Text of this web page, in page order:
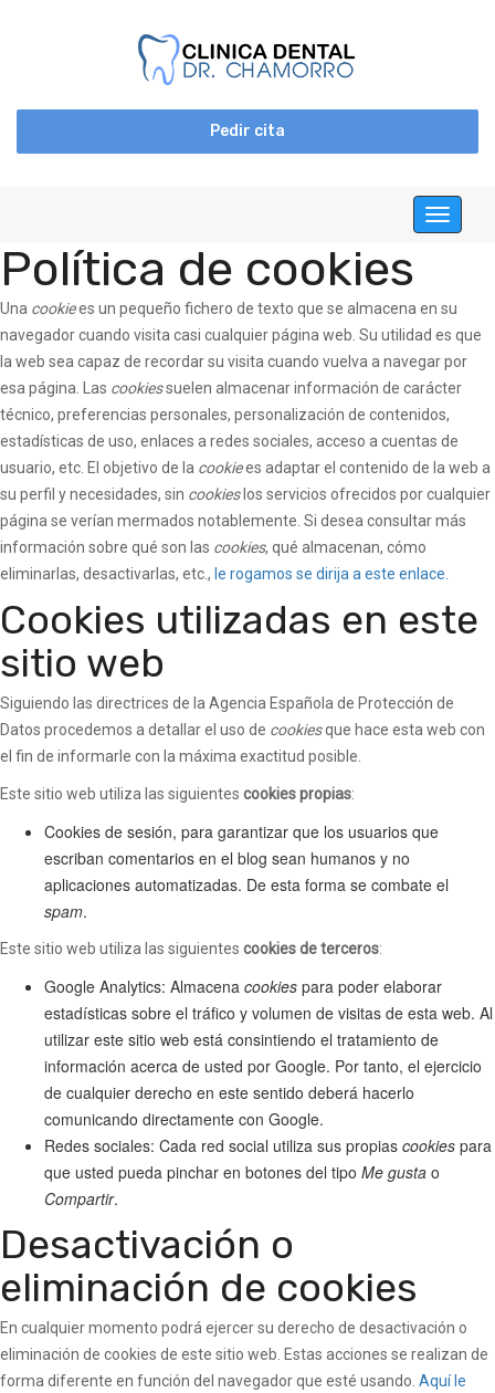
Pedir cita
Toggle
Política de cookies
Una cookiees un pequeño fichero de texto que se almacena en su
navegador cuando visita casi cualquier página web. Su utilidad es que
la web sea capaz de recordar su visita cuando vuelva a navegar por
esa página. Las cookiessuelen almacenar información de carácter
técnico, preferencias personales, personalización de contenidos,
estadísticas de uso, enlaces a redes sociales, acceso a cuentas de
usuario, etc. El objetivo de la cookiees adaptar el contenido de la web a
su perfil y necesidades, sin cookieslos servicios ofrecidos por cualquier
página se verían mermados notablemente. Si desea consultar más
información sobre qué son las cookies, qué almacenan, cómo
eliminarlas, desactivarlas, etc., le rogamos se dirija a este enlace.
Cookies utilizadas en este
sitio web
Siguiendo las directrices de la Agencia Española de Protección de
Datos procedemos a detallar el uso de cookiesque hace esta web con
el fin de informarle con la máxima exactitud posible.
Este sitio web utiliza las siguientes cookies propias:
Cookies de sesión, para garantizar que los usuarios que
escriban comentarios en el blog sean humanos y no
aplicaciones automatizadas. De esta forma se combate el
spam.
Este sitio web utiliza las siguientes cookies de terceros:
Google Analytics: Almacena cookies para poder elaborar
estadísticas sobre el tráfico y volumen de visitas de esta web. Al
utilizar este sitio web está consintiendo el tratamiento de
información acerca de usted por Google. Por tanto, el ejercicio
de cualquier derecho en este sentido deberá hacerlo
comunicando directamente con Google.
Redes sociales: Cada red social utiliza sus propias cookies para
que usted pueda pinchar en botones del tipo Me gusta o
Compartir.
Desactivación o
eliminación de cookies
En cualquier momento podrá ejercer su derecho de desactivación o
eliminación de cookies de este sitio web. Estas acciones se realizan de
forma diferente en función del navegador que esté usando. Aquí le